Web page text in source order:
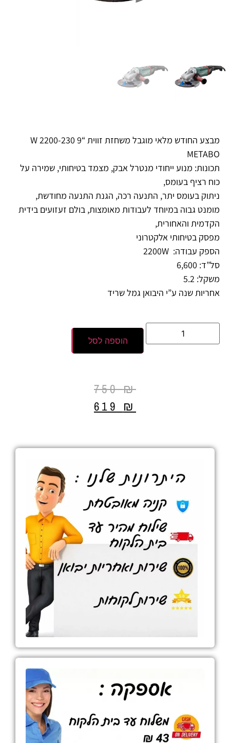
מבצע החודש מלאי מוגבל משחזת זווית “9 W 2200-230
METABO
תכונות: מנוע ייחודי מנטרל אבק, מצמד בטיחותי, שמירה על
כוח רציף בעומס,
ניתוק בעומס יתר, התנעה רכה, הגנת התנעה מחודשת,
מומנט גבוה במיוחד לעבודות מאומצות, בולם זעזועים בידית
הקדמית והאחורית,
מפסק בטיחותי אלקטרוני
הספק עבודה: 2200W
סל”ד: 6,600
משקל: 5.2
אחריות שנה ע”י היבואן גמל שריד
הוספה לסל
750₪
619 ₪